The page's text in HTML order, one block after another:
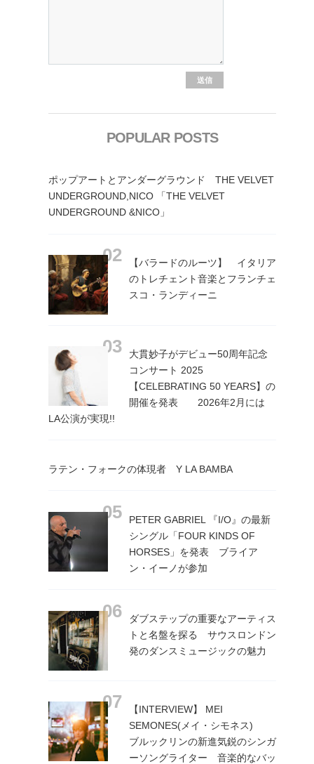
POPULAR POSTS
ポップアートとアンダーグラウンド THE VELVET
UNDERGROUND,NICO 「THE VELVET
UNDERGROUND &NICO」
【バラードのルーツ】 イタリア
のトレチェント音楽とフランチェ
スコ・ランディーニ
大貫妙子がデビュー50周年記念
コンサート 2025
【CELEBRATING 50 YEARS】の
開催を発表 2026年2月には
LA公演が実現!!
ラテン・フォークの体現者 Y LA BAMBA
PETER GABRIEL 『I/O』の最新
シングル「FOUR KINDS OF
HORSES」を発表 ブライア
ン・イーノが参加
ダブステップの重要なアーティス
トと名盤を探る サウスロンドン
発のダンスミュージックの魅力
【INTERVIEW】 MEI
SEMONES(メイ・シモネス)
ブルックリンの新進気鋭のシンガ
ーソングライター 音楽的なバッ